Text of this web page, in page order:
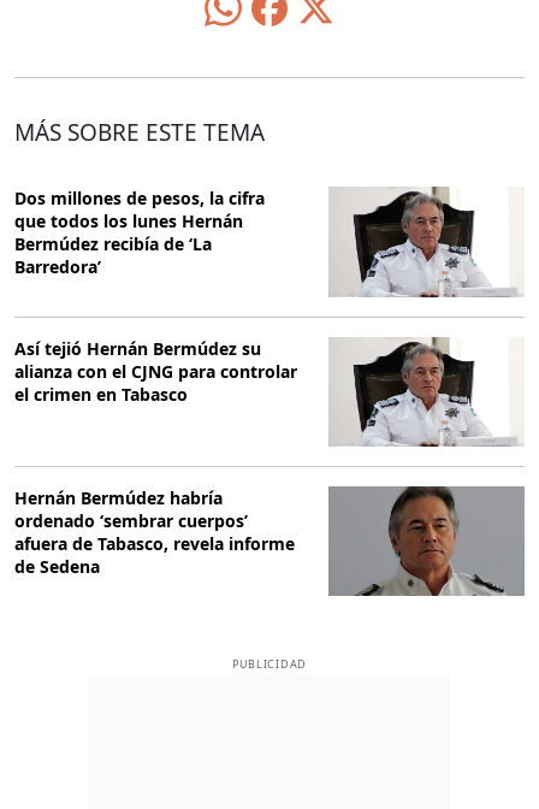
MÁS SOBRE ESTE TEMA
Dos millones de pesos, la cifra
que todos los lunes Hernán
Bermúdez recibía de ‘La
Barredora’
Así tejió Hernán Bermúdez su
alianza con el CJNG para controlar
el crimen en Tabasco
Hernán Bermúdez habría
ordenado ‘sembrar cuerpos’
afuera de Tabasco, revela informe
de Sedena
PUBLICIDAD